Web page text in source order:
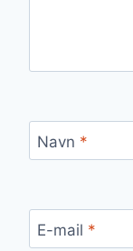
Navn *
E-mail *